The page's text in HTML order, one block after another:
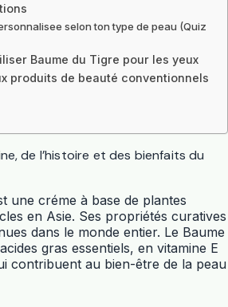
selon ton type de peau (Quiz
Baume du Tigre pour les yeux
produits de beauté conventionnels
de l’histoire et des bienfaits du
une créme à base de plantes
en Asie. Ses propriétés curatives
dans le monde entier. Le Baume
gras essentiels, en vitamine E
contribuent au bien-être de la peau